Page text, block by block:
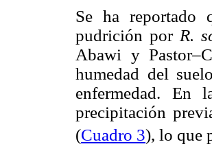
Se ha reportado
pudrición por R.
Abawi y
humedad del
enfermedad. En
precipitación
(Cuadro 3), lo que